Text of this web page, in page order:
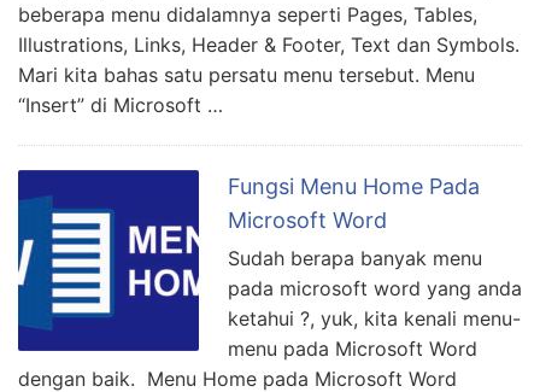
beberapa menu didalamnya seperti Pages, Tables,
Illustrations, Links, Header & Footer, Text dan Symbols.
Mari kita bahas satu persatu menu tersebut. Menu
“Insert” di Microsoft …
Fungsi Menu Home Pada
Microsoft Word
Sudah berapa banyak menu
pada microsoft word yang anda
ketahui ?, yuk, kita kenali menu-
menu pada Microsoft Word
dengan baik. Menu Home pada Microsoft Word